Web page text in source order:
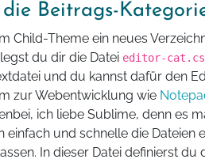
Beitrags-
Child-Theme ein neues
du dir die Datei editor-
und du kannst dafür den
zur Webentwicklung wie
ich liebe Sublime, denn es
einfach und schnelle die Dateien
In dieser Datei definierst